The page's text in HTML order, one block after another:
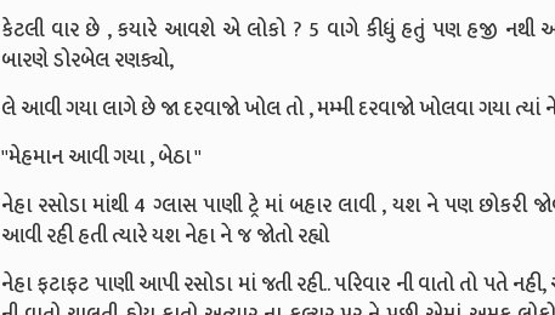
કેટલી વાર છે , કયારે આવશે એ લોકો ? 5 વાગે કીધું હતું પણ હજી નથી
બારણે ડોરબેલ રણક્યો,
લે આવી ગયા લાગે છે જા દરવાજો ખોલ તો , મમ્મી દરવાજો ખોલવા ગયા ત્યાં
''મેહમાન આવી ગયા , બેઠા ''
નેહા રસોડા માંથી 4 ગ્લાસ પાણી ટ્રે માં બહાર લાવી , યશ ને પણ છોકરી
આવી રહી હતી ત્યારે યશ નેહા ને જ જોતો રહ્યો
નેહા ફટાફટ પાણી આપી રસોડા માં જતી રહી.. પરિવાર ની વાતો તો પતે